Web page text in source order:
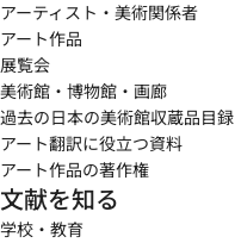
アーティスト・美術関係者
アート作品
展覧会
美術館・博物館・画廊
過去の日本の美術館収蔵品目録
アート翻訳に役立つ資料
アート作品の著作権
文献を知る
学校・教育